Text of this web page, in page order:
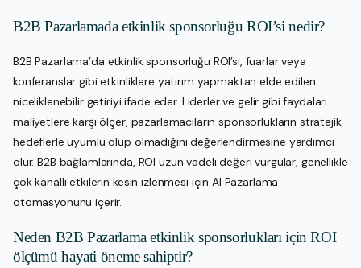
B2B Pazarlamada etkinlik sponsorluğu ROI’si nedir?
B2B Pazarlama’da etkinlik sponsorluğu ROI’si, fuarlar veya
konferanslar gibi etkinliklere yatırım yapmaktan elde edilen
niceliklenebilir getiriyi ifade eder. Liderler ve gelir gibi faydaları
maliyetlere karşı ölçer, pazarlamacıların sponsorlukların stratejik
hedeflerle uyumlu olup olmadığını değerlendirmesine yardımcı
olur. B2B bağlamlarında, ROI uzun vadeli değeri vurgular, genellikle
çok kanallı etkilerin kesin izlenmesi için AI Pazarlama
otomasyonunu içerir.
Neden B2B Pazarlama etkinlik sponsorlukları için ROI
ölçümü hayati öneme sahiptir?